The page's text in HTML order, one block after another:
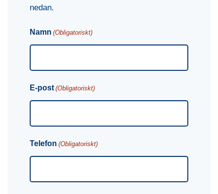
nedan.
Namn (Obligatoriskt)
E-post (Obligatoriskt)
Telefon (Obligatoriskt)